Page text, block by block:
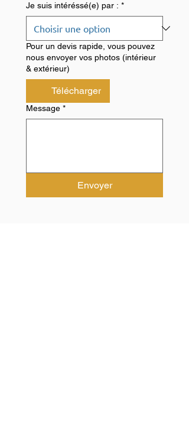
Je suis intéréssé(e) par : *
Pour un devis rapide, vous pouvez
nous envoyer vos photos (intérieur
& extérieur)
Télécharger
Message *
Envoyer